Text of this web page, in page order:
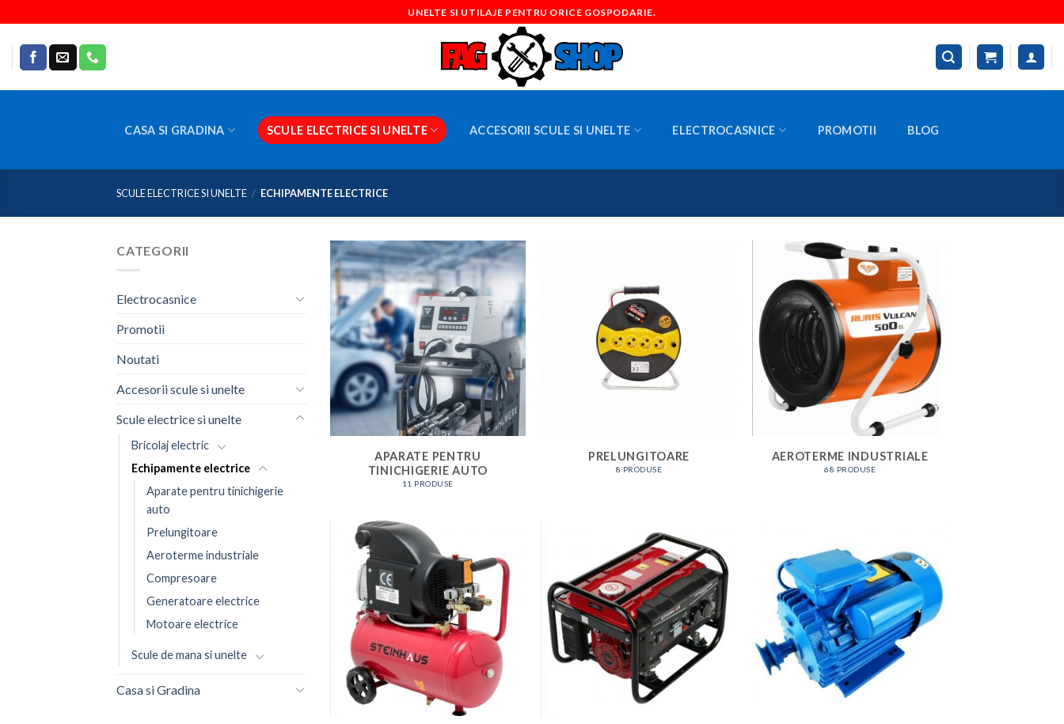
to
content
UNELTE SI UTILAJE PENTRU ORICE GOSPODARIE.
CASA SI GRADINA SCULE ELECTRICE SI UNELTE ACCESORII SCULE SI UNELTE ELECTROCASNICE PROMOTII BLOG
SCULE ELECTRICE SI UNELTE / ECHIPAMENTE ELECTRICE
CATEGORII
Electrocasnice
Promotii
Noutati
Accesorii scule si unelte
Scule electrice si unelte
Bricolaj electric
Echipamente electrice
Aparate pentru tinichigerie
auto
Prelungitoare
Aeroterme industriale
Compresoare
Generatoare electrice
Motoare electrice
Scule de mana si unelte
Casa si Gradina
APARATE PENTRU
TINICHIGERIE AUTO
11 PRODUSE
PRELUNGITOARE
8 PRODUSE
AEROTERME INDUSTRIALE
68 PRODUSE